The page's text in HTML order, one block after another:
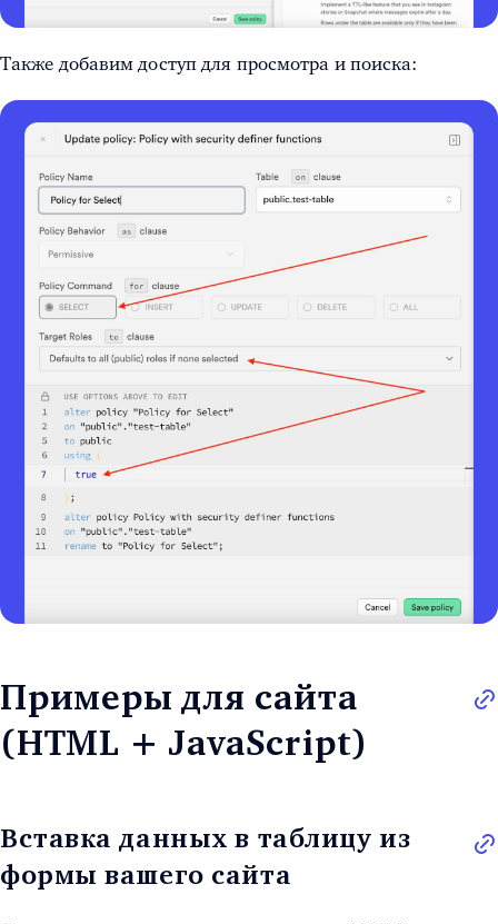
Также добавим доступ для просмотра и поиска:
Примеры для сайта
(HTML + JavaScript)
Вставка данных в таблицу из
формы вашего сайта